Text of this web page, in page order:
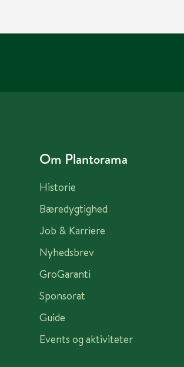
Om Plantorama
Historie
Bæredygtighed
Job & Karriere
Nyhedsbrev
GroGaranti
Sponsorat
Guide
Events og aktiviteter